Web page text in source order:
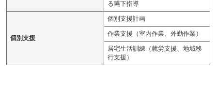
る嚥下指導
個別支援
個別支援計画
作業支援（室内作業、外勤作業）
居宅生活訓練（就労支援、地域移
行支援）